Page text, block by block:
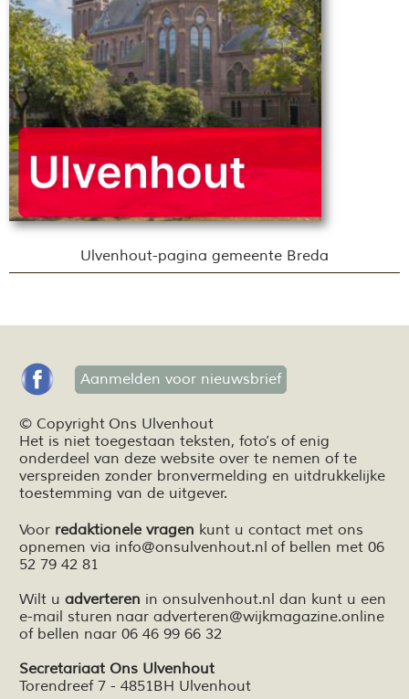
Ulvenhout-pagina gemeente Breda
Aanmelden voor nieuwsbrief
© Copyright Ons Ulvenhout
Het is niet toegestaan teksten, foto’s of enig
onderdeel van deze website over te nemen of te
verspreiden zonder bronvermelding en uitdrukkelijke
toestemming van de uitgever.
Voor redaktionele vragen kunt u contact met ons
opnemen via info@onsulvenhout.nl of bellen met 06
52 79 42 81
Wilt u adverteren in onsulvenhout.nl dan kunt u een
e-mail sturen naar adverteren@wijkmagazine.online
of bellen naar 06 46 99 66 32
Secretariaat Ons Ulvenhout
Torendreef 7 - 4851BH Ulvenhout